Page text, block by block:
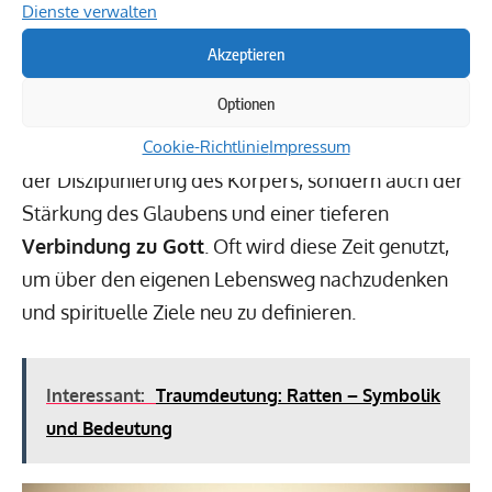
Dienste verwalten
Akzeptieren
Optionen
Cookie-RichtlinieImpressum
durch verschiedene Praktiken wie das Gebet und
meditatives Nachdenken verstärkt. Muslime
neigen dazu, ihre täglichen Gebete zu intensivieren
und sich auf persönliche spirituelle Ziele zu
konzentrieren. Der Ramadan dient somit nicht nur
der Disziplinierung des Körpers, sondern auch der
Stärkung des Glaubens und einer tieferen
Verbindung zu Gott . Oft wird diese Zeit genutzt,
um über den eigenen Lebensweg nachzudenken
und spirituelle Ziele neu zu definieren.
Interessant: Traumdeutung: Ratten – Symbolik
und Bedeutung